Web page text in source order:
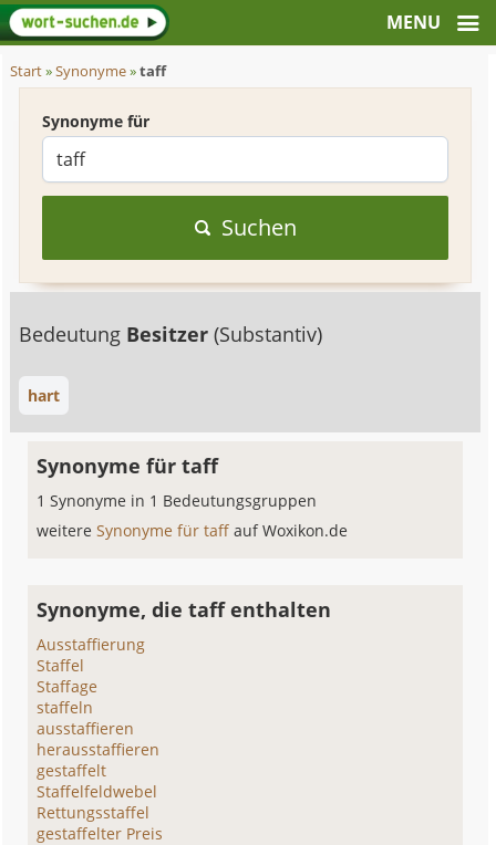
Start»Synonyme»taff
Synonyme für
Suchen
Bedeutung Besitzer(Substantiv)
hart
Synonyme für taff
1 Synonyme in 1 Bedeutungsgruppen
weitereSynonyme für taffauf Woxikon.de
Synonyme, die taff enthalten
Ausstaffierung
Staffel
Staffage
staffeln
ausstaffieren
herausstaffieren
gestaffelt
Staffelfeldwebel
Rettungsstaffel
gestaffelter Preis